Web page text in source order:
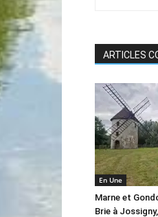
ARTICLES
En Une
Marne et
Brie à